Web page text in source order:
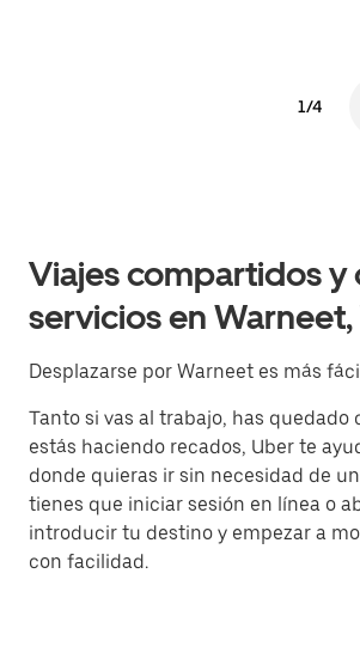
1/4
Viajes compartidos y
servicios en
Desplazarse por Warneet es más
Tanto si vas al trabajo, has quedado
estás haciendo recados, Uber te
donde quieras ir sin necesidad de
tienes que iniciar sesión en línea o
introducir tu destino y empezar a
con facilidad.